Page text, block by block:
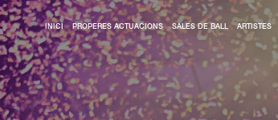
INICI PROPERES ACTUACIONS SALES DE BALL ARTISTES